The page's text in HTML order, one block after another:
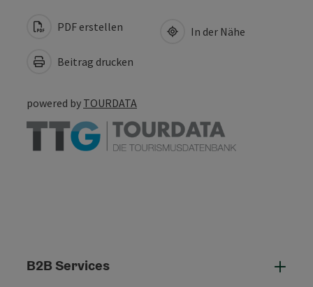
PDF erstellen
Beitrag drucken
In der Nähe
powered by TOURDATA
B2B Services